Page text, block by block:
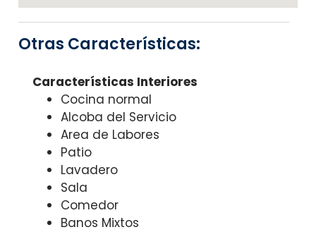
Otras Características:
Características Interiores
Cocina normal
Alcoba del Servicio
Area de Labores
Patio
Lavadero
Sala
Comedor
Banos Mixtos